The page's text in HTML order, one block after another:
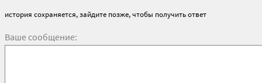
история сохраняется, зайдите позже, чтобы получить ответ
Ваше сообщение: